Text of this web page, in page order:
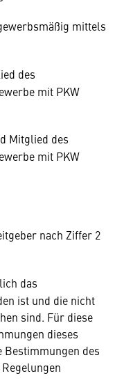
mittels
des
mit PKW
Mitglied des
mit PKW
nach Ziffer 2
das
ist und die nicht
sind. Für diese
dieses
des